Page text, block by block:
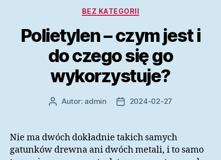
Kategorie
BEZ KATEGORII
Polietylen – czym jest i
do czego się go
wykorzystuje?
AutorAutor: admin
Data2024-02-27
Nie ma dwóch dokładnie takich samych
gatunków drewna ani dwóch metali, i to samo